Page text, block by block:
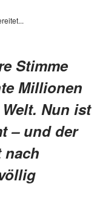
Stimme
Millionen
Nun ist
– und der
nach